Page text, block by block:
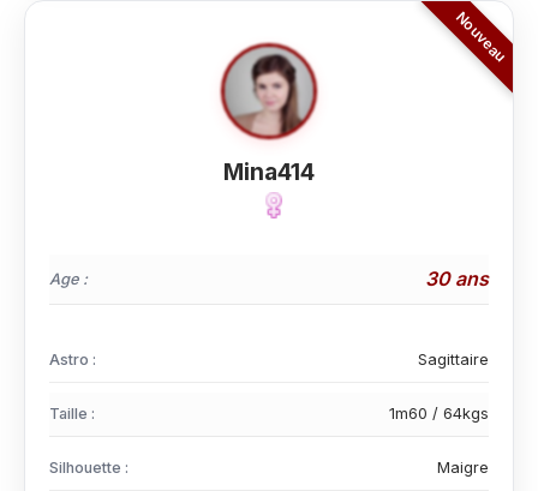
Mina414
Age : 30 ans
Astro : Sagittaire
Taille : 1m60 / 64kgs
Silhouette : Maigre